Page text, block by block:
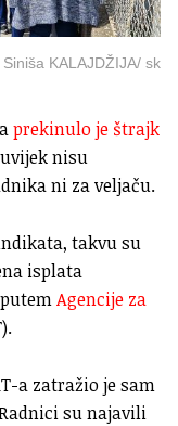
KALAJDŽIJA/ sk
prekinulo je štrajk
nisu
ni za veljaču.
takvu su
isplata
Agencije za
a zatražio je sam
su najavili